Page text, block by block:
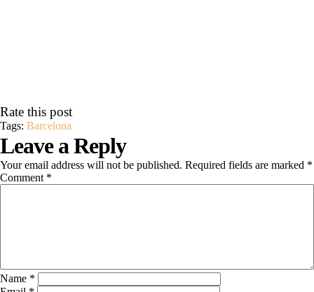
Rate this post
Tags: Barcelona
Leave a Reply
Your email address will not be published. Required fields are marked *
Comment *
Name *